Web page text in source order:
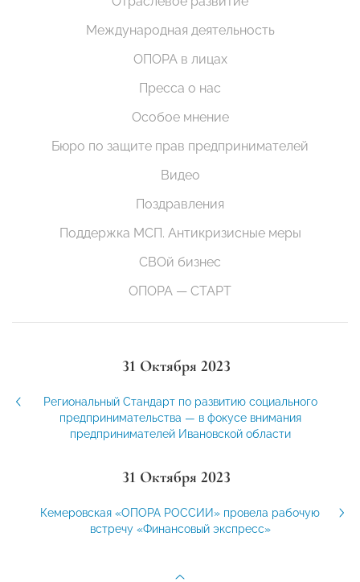
Международная деятельность
ОПОРА в лицах
Пресса о нас
Особое мнение
Бюро по защите прав предпринимателей
Видео
Поздравления
Поддержка МСП. Антикризисные меры
СВОй бизнес
ОПОРА — СТАРТ
31 Октября 2023
Региональный Стандарт по развитию социального
предпринимательства — в фокусе внимания
предпринимателей Ивановской области
31 Октября 2023
Кемеровская «ОПОРА РОССИИ» провела рабочую
встречу «Финансовый экспресс»